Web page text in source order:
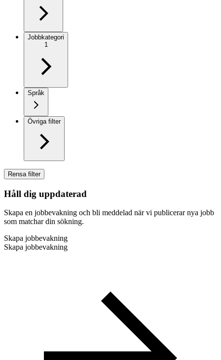
Jobbkategori
1
Språk
Övriga filter
Rensa filter
Håll dig uppdaterad
Skapa en jobbevakning och bli meddelad när vi publicerar nya jobb
som matchar din sökning.
Skapa jobbevakning
Skapa jobbevakning